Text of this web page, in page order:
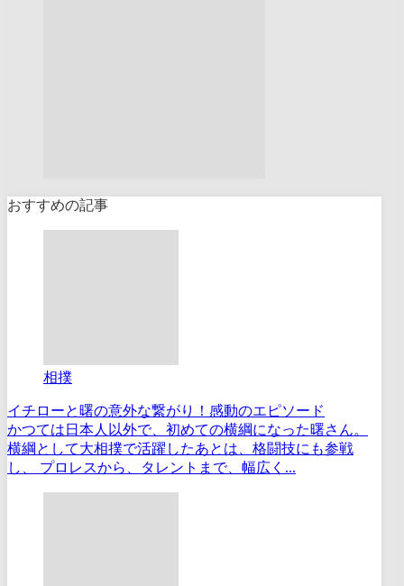
おすすめの記事
相撲
イチローと曙の意外な繋がり！感動のエピソード
かつては日本人以外で、初めての横綱になった曙さん。
横綱として大相撲で活躍したあとは、格闘技にも参戦
し、 プロレスから、タレントまで、幅広く...